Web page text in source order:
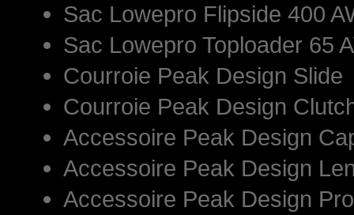
Sac Lowepro Flipside 400
Sac Lowepro Toploader 65
Courroie Peak Design Slide
Courroie Peak Design
Accessoire Peak Design
Accessoire Peak Design
Accessoire Peak Design